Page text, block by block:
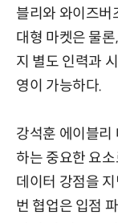
블리와 와이즈버
대형 마켓은 물
지 별도 인력과
영이 가능하다.
강석훈 에이블리
하는 중요한 요
데이터 강점을
번 협업은 입점